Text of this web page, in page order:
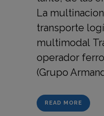
La
transporte
multimodal
operador
(Grupo
READ MORE